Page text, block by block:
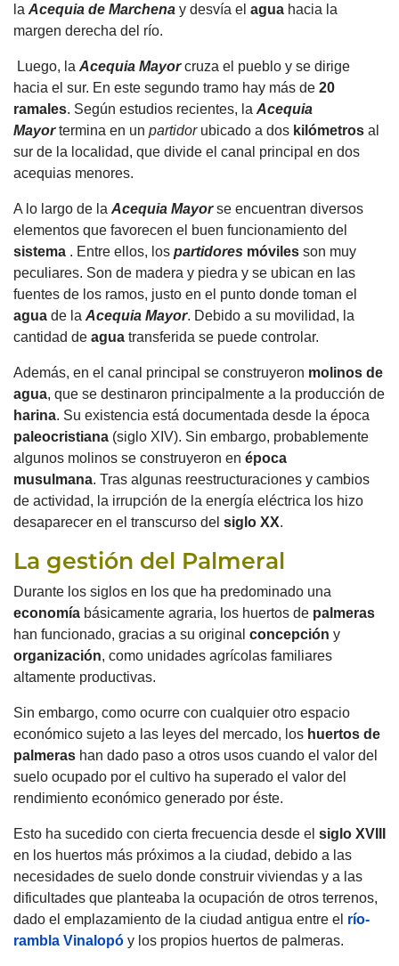
la Acequia de Marchena y desvía el agua hacia la
margen derecha del río.
Luego, la Acequia Mayorcruza el pueblo y se dirige
hacia el sur. En este segundo tramo hay más de 20
ramales. Según estudios recientes, la Acequia
Mayortermina en un partidorubicado a dos kilómetros al
sur de la localidad, que divide el canal principal en dos
acequias menores.
A lo largo de la Acequia Mayorse encuentran diversos
elementos que favorecen el buen funcionamiento del
sistema . Entre ellos, los partidores móviles son muy
peculiares. Son de madera y piedra y se ubican en las
fuentes de los ramos, justo en el punto donde toman el
agua de la Acequia Mayor. Debido a su movilidad, la
cantidad de agua transferida se puede controlar.
Además, en el canal principal se construyeron molinos de
agua, que se destinaron principalmente a la producción de
harina. Su existencia está documentada desde la época
paleocristiana (siglo XIV). Sin embargo, probablemente
algunos molinos se construyeron en época
musulmana. Tras algunas reestructuraciones y cambios
de actividad, la irrupción de la energía eléctrica los hizo
desaparecer en el transcurso del siglo XX.
La gestión del Palmeral
Durante los siglos en los que ha predominado una
economía básicamente agraria, los huertos de palmeras
han funcionado, gracias a su original concepción y
organización, como unidades agrícolas familiares
altamente productivas.
Sin embargo, como ocurre con cualquier otro espacio
económico sujeto a las leyes del mercado, los huertos de
palmeras han dado paso a otros usos cuando el valor del
suelo ocupado por el cultivo ha superado el valor del
rendimiento económico generado por éste.
Esto ha sucedido con cierta frecuencia desde el siglo XVIII
en los huertos más próximos a la ciudad, debido a las
necesidades de suelo donde construir viviendas y a las
dificultades que planteaba la ocupación de otros terrenos,
dado el emplazamiento de la ciudad antigua entre el río-
rambla Vinalopó y los propios huertos de palmeras.